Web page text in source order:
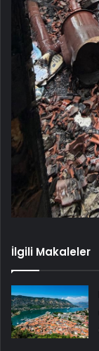
İlgili Makaleler